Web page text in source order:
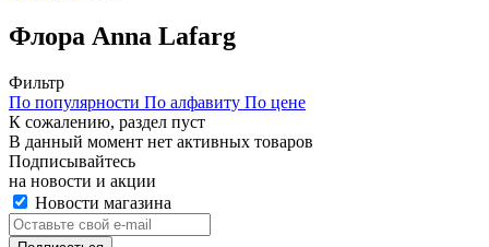
Флора Anna Lafarg
Фильтр
По популярности По алфавиту По цене
К сожалению, раздел пуст
В данный момент нет активных товаров
Подписывайтесь
на новости и акции
Новости магазина